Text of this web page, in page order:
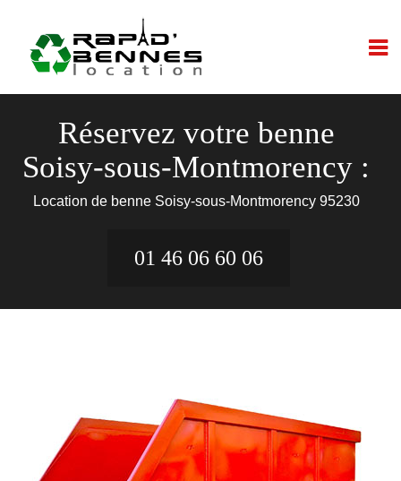
Réservez votre benne
Soisy-sous-Montmorency :
Location de benne Soisy-sous-Montmorency 95230
01 46 06 60 06